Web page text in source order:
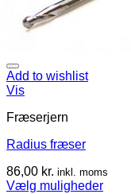
Add to wishlist
Vis
Fræserjern
Radius fræser
86,00 kr. inkl. moms
Vælg muligheder